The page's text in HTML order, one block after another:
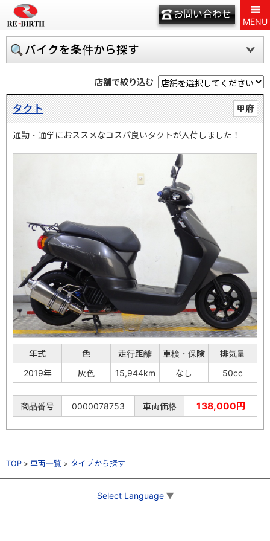
お問い合わせ
MENU
バイクを条件から探す
店舗で絞り込む
甲府
タクト
通勤・通学におススメなコスパ良いタクトが入荷しました！
年式 色 走行距離 車検・保険
排気量
2019年
灰色 15,944km なし 50cc
商品番号 0000078753 車両価格 138,000円
TOP 車両一覧 タイプから探す
Select Language ▼